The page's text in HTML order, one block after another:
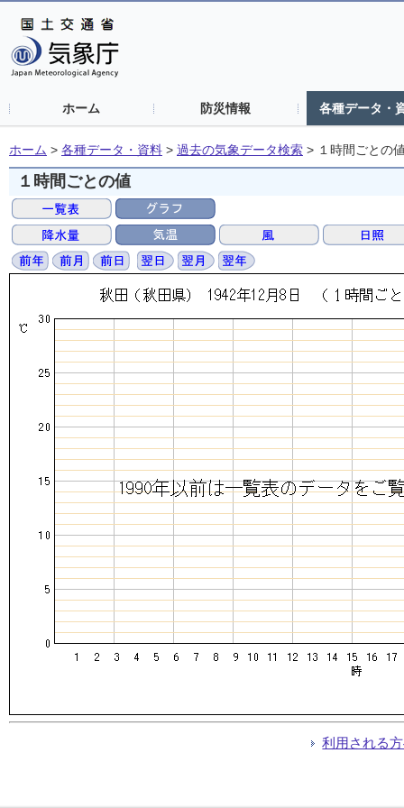
ホーム 防災情報 各種データ・
ホーム > 各種データ・資料 > 過去の気象データ検索 > １時間ごとの
１時間ごとの値
利用される